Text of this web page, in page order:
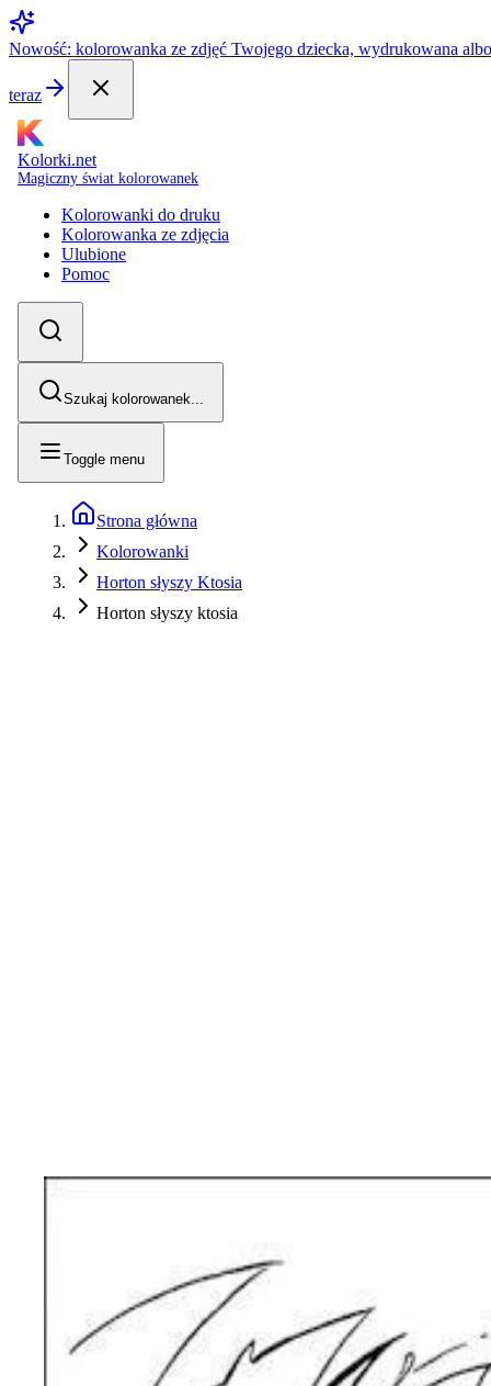
Nowość: kolorowanka ze zdjęć Twojego dziecka, wydrukowana
teraz
Kolorki.net
Magiczny świat kolorowanek
Kolorowanki do druku
Kolorowanka ze zdjęcia
Ulubione
Pomoc
Szukaj kolorowanek...
Toggle menu
Strona główna
Kolorowanki
Horton słyszy Ktosia
Horton słyszy ktosia